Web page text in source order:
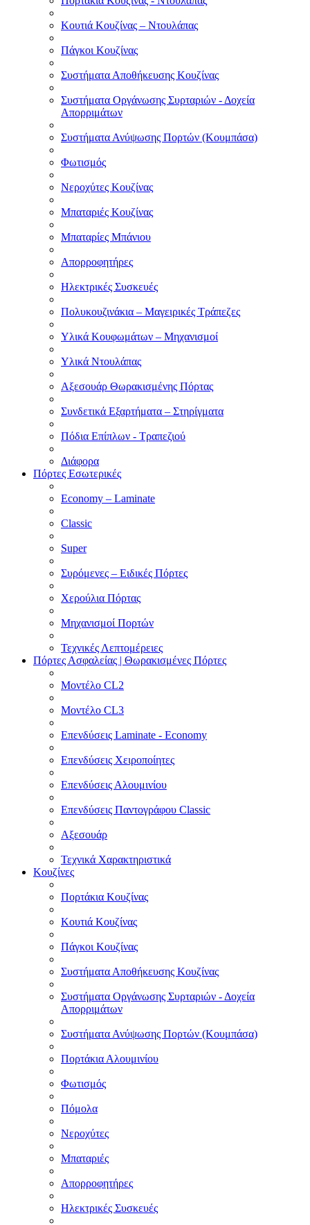
Κουτιά Κουζίνας – Ντουλάπας
Πάγκοι Κουζίνας
Συστήματα Αποθήκευσης Κουζίνας
Συστήματα Οργάνωσης Συρταριών - Δοχεία
Απορριμάτων
Συστήματα Ανύψωσης Πορτών (Κουμπάσα)
Φωτισμός
Νεροχύτες Κουζίνας
Μπαταριές Κουζίνας
Μπαταρίες Μπάνιου
Απορροφητήρες
Ηλεκτρικές Συσκευές
Πολυκουζινάκια – Μαγειρικές Τράπεζες
Υλικά Κουφωμάτων – Μηχανισμοί
Υλικά Ντουλάπας
Αξεσουάρ Θωρακισμένης Πόρτας
Συνδετικά Εξαρτήματα – Στηρίγματα
Πόδια Επίπλων - Τραπεζιού
Διάφορα
Πόρτες Εσωτερικές
Economy – Laminate
Classic
Super
Συρόμενες – Ειδικές Πόρτες
Χερούλια Πόρτας
Μηχανισμοί Πορτών
Τεχνικές Λεπτομέρειες
Πόρτες Ασφαλείας | Θωρακισμένες Πόρτες
Μοντέλο CL2
Μοντέλο CL3
Επενδύσεις Laminate - Economy
Επενδύσεις Χειροποίητες
Επενδύσεις Αλουμινίου
Επενδύσεις Παντογράφου Classic
Αξεσουάρ
Τεχνικά Χαρακτηριστικά
Κουζίνες
Πορτάκια Κουζίνας
Κουτιά Κουζίνας
Πάγκοι Κουζίνας
Συστήματα Αποθήκευσης Κουζίνας
Συστήματα Οργάνωσης Συρταριών - Δοχεία
Απορριμάτων
Συστήματα Ανύψωσης Πορτών (Κουμπάσα)
Πορτάκια Αλουμινίου
Φωτισμός
Πόμολα
Νεροχύτες
Μπαταριές
Απορροφητήρες
Ηλεκτρικές Συσκευές